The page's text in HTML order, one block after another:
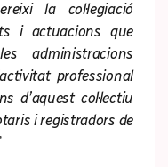
la col·legiació
i actuacions que
administracions
professional
d’aquest col·lectiu
i registradors de